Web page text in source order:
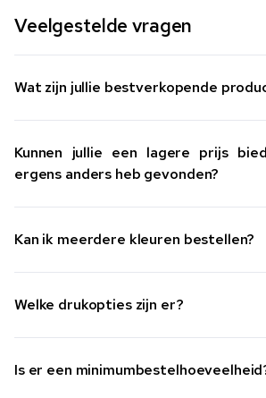
Veelgestelde vragen
Wat zijn jullie bestverkopende
Kunnen jullie een lagere prijs
ergens anders heb gevonden?
Kan ik meerdere kleuren bestellen?
Welke drukopties zijn er?
Is er een